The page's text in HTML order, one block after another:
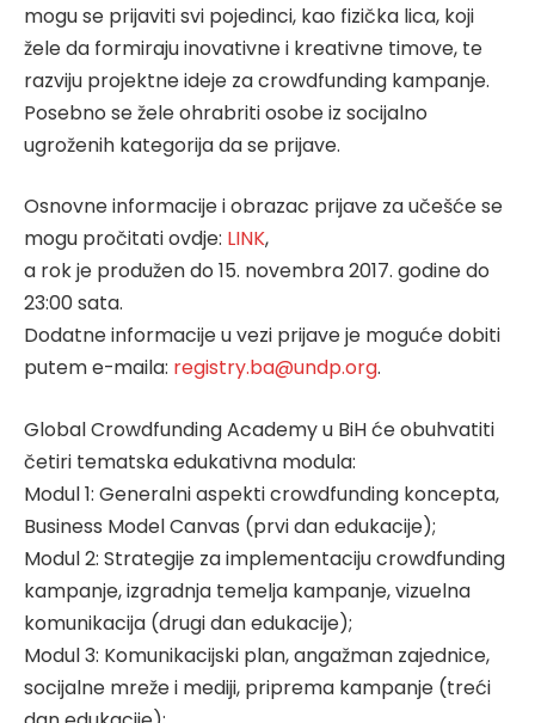
mogu se prijaviti svi pojedinci, kao fizička lica, koji
žele da formiraju inovativne i kreativne timove, te
razviju projektne ideje za crowdfunding kampanje.
Posebno se žele ohrabriti osobe iz socijalno
ugroženih kategorija da se prijave.
Osnovne informacije i obrazac prijave za učešće se
mogu pročitati ovdje: LINK,
a rok je produžen do 15. novembra 2017. godine do
23:00 sata.
Dodatne informacije u vezi prijave je moguće dobiti
putem e-maila: registry.ba@undp.org.
Global Crowdfunding Academy u BiH će obuhvatiti
četiri tematska edukativna modula:
Modul 1: Generalni aspekti crowdfunding koncepta,
Business Model Canvas (prvi dan edukacije);
Modul 2: Strategije za implementaciju crowdfunding
kampanje, izgradnja temelja kampanje, vizuelna
komunikacija (drugi dan edukacije);
Modul 3: Komunikacijski plan, angažman zajednice,
socijalne mreže i mediji, priprema kampanje (treći